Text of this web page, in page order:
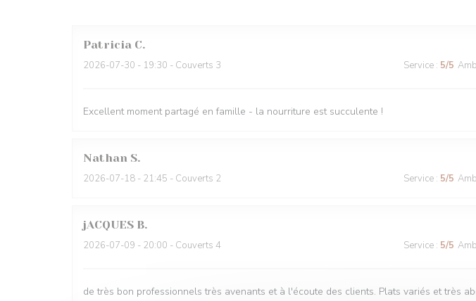
Patricia C
2026-07-30 - 19:30 - Couverts 3 Service : 5/5
Excellent moment partagé en famille - la nourriture est succulente !
Nathan S
2026-07-18 - 21:45 - Couverts 2 Service : 5/5
jACQUES B
2026-07-09 - 20:00 - Couverts 4 Service : 5/5
de très bon professionnels très avenants et à l'écoute des clients. Plats variés et très